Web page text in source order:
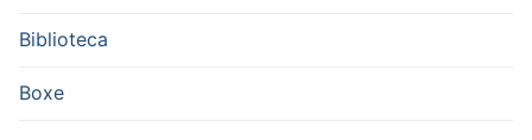
Biblioteca
Boxe